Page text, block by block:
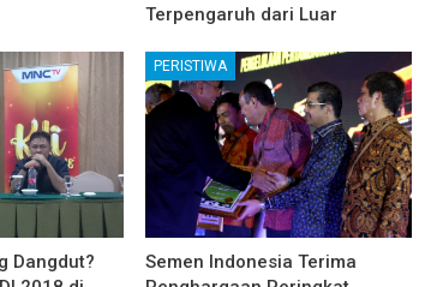
Terpengaruh dari Luar
Dangdut?
PERISTIWA
Semen Indonesia Terima